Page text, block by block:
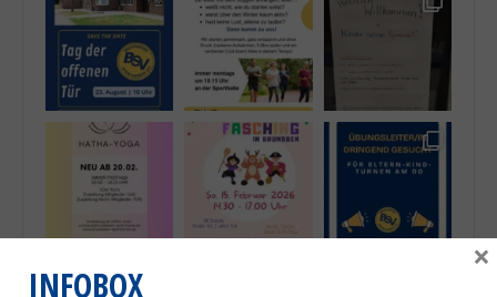
mehr laden...
INFOBOX
×